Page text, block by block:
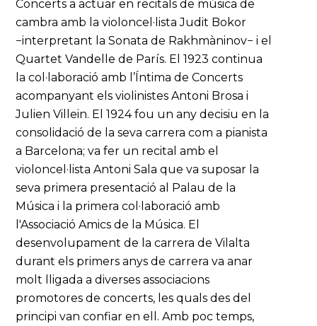
Concerts a actuar en recitals de música de
cambra amb la violoncel·lista Judit Bokor
−interpretant la Sonata de Rakhmàninov− i el
Quartet Vandelle de París. El 1923 continua
la col·laboració amb l’Íntima de Concerts
acompanyant els violinistes Antoni Brosa i
Julien Villein. El 1924 fou un any decisiu en la
consolidació de la seva carrera com a pianista
a Barcelona; va fer un recital amb el
violoncel·lista Antoni Sala que va suposar la
seva primera presentació al Palau de la
Música i la primera col·laboració amb
l'Associació Amics de la Música. El
desenvolupament de la carrera de Vilalta
durant els primers anys de carrera va anar
molt lligada a diverses associacions
promotores de concerts, les quals des del
principi van confiar en ell. Amb poc temps,